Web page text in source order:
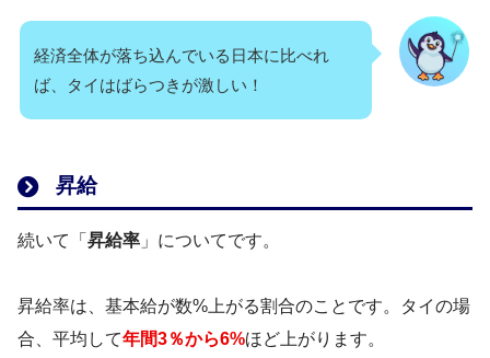
経済全体が落ち込んでいる日本に比べれ
ば、タイはばらつきが激しい！
昇給
続いて「 昇給率 」についてです。
昇給率は、基本給が数%上がる割合のことです。タイの場
合、平均して年間3％から6%ほど上がります。